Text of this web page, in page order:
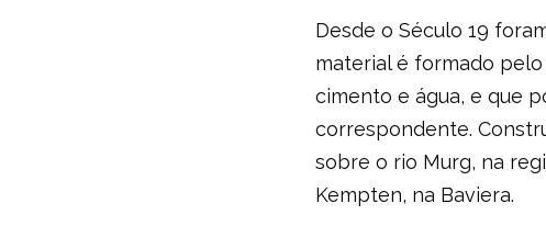
Desde o Século 19
material é formado
cimento e água, e que
correspondente.
sobre o rio Murg, na
Kempten, na Baviera.